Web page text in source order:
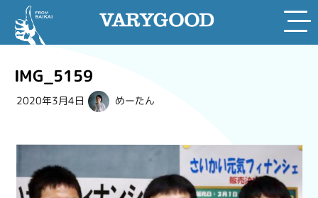
content
IMG_5159
2020年3月4日 めーたん